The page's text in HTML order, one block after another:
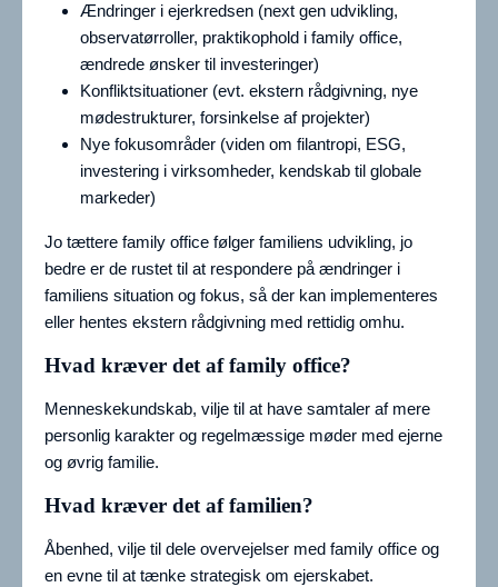
Ændringer i ejerkredsen (next gen udvikling,
observatørroller, praktikophold i family office,
ændrede ønsker til investeringer)
Konfliktsituationer (evt. ekstern rådgivning, nye
mødestrukturer, forsinkelse af projekter)
Nye fokusområder (viden om filantropi, ESG,
investering i virksomheder, kendskab til globale
markeder)
Jo tættere family office følger familiens udvikling, jo
bedre er de rustet til at respondere på ændringer i
familiens situation og fokus, så der kan implementeres
eller hentes ekstern rådgivning med rettidig omhu.
Hvad kræver det af family office?
Menneskekundskab, vilje til at have samtaler af mere
personlig karakter og regelmæssige møder med ejerne
og øvrig familie.
Hvad kræver det af familien?
Åbenhed, vilje til dele overvejelser med family office og
en evne til at tænke strategisk om ejerskabet.